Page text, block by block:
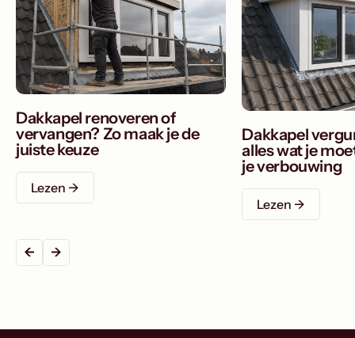
Dakkapel renoveren of
vervangen? Zo maak je de
juiste keuze
Lezen ->
Dakkapel
alles wat je
je verbouwing
Lezen ->